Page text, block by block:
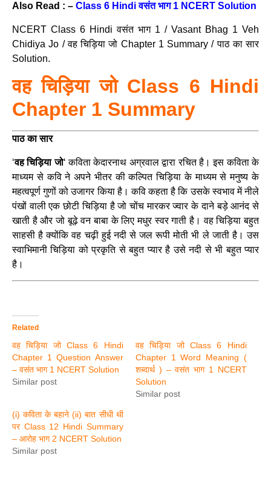
Also Read : – Class 6 Hindi वसंत भाग 1 NCERT Solution
NCERT Class 6 Hindi वसंत भाग 1 / Vasant Bhag 1 Veh
Chidiya Jo / वह चिड़िया जो Chapter 1 Summary / पाठ का सार
Solution.
वह चिड़िया जो Class 6 Hindi
Chapter 1 Summary
पाठ का सार
‘वह चिड़िया जो‘ कविता केदारनाथ अग्रवाल द्वारा रचित है। इस कविता के
माध्यम से कवि ने अपने भीतर की कल्पित चिड़िया के माध्यम से मनुष्य के
महत्वपूर्ण गुणों को उजागर किया है। कवि कहता है कि उसके स्वभाव में नीले
पंखों वाली एक छोटी चिड़िया है जो चोंच मारकर ज्वार के दाने बड़े आनंद से
खाती है और जो बूढ़े वन बाबा के लिए मधुर स्वर गाती है। वह चिड़िया बहुत
साहसी है क्योंकि वह चढ़ी हुई नदी से जल रूपी मोती भी ले जाती है। उस
स्वाभिमानी चिड़िया को प्रकृति से बहुत प्यार है उसे नदी से भी बहुत प्यार
है।
Related
वह चिड़िया जो Class 6 Hindi
Chapter 1 Question Answer
– वसंत भाग 1 NCERT Solution
Similar post
वह चिड़िया जो Class 6 Hindi
Chapter 1 Word Meaning (
शब्दार्थ ) – वसंत भाग 1 NCERT
Solution
Similar post
(i) कविता के बहाने (ii) बात सीधी थी
पर Class 12 Hindi Summary
– आरोह भाग 2 NCERT Solution
Similar post